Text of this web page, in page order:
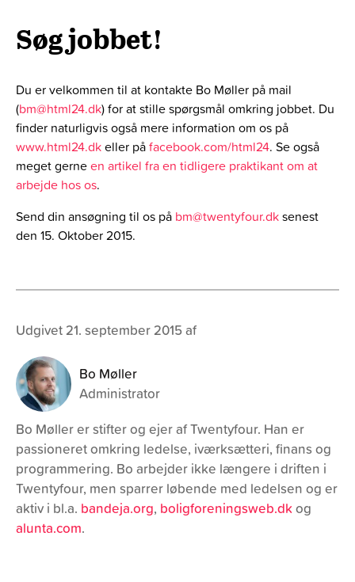
Søg jobbet!
Du er velkommen til at kontakte Bo Møller på mail
(bm@html24.dk) for at stille spørgsmål omkring jobbet. Du
finder naturligvis også mere information om os på
www.html24.dkeller påfacebook.com/html24. Se også
meget gerneen artikel fra en tidligere praktikant om at
arbejde hos os.
Send din ansøgning til os på bm@twentyfour.dksenest
den 15. Oktober 2015.
Udgivet 21. september 2015 af
Bo Møller
Administrator
Bo Møller er stifter og ejer af Twentyfour. Han er
passioneret omkring ledelse, iværksætteri, finans og
programmering. Bo arbejder ikke længere i driften i
Twentyfour, men sparrer løbende med ledelsen og er
aktiv i bl.a. bandeja.org, boligforeningsweb.dk og
alunta.com.